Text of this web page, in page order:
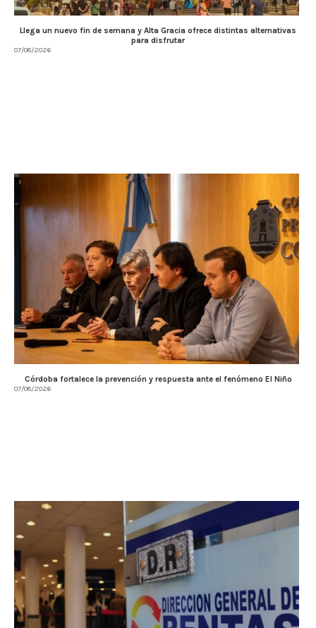
Llega un nuevo fin de semana y Alta Gracia ofrece distintas alternativas
para disfrutar
07/08/2026
Córdoba fortalece la prevención y respuesta ante el fenómeno El Niño
07/08/2026